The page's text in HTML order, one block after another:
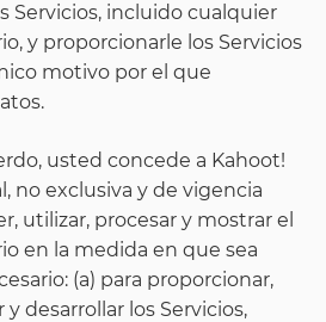
Servicios, incluido cualquier
y proporcionarle los Servicios
motivo por el que
usted concede a Kahoot!
no exclusiva y de vigencia
utilizar, procesar y mostrar el
en la medida en que sea
(a) para proporcionar,
desarrollar los Servicios,